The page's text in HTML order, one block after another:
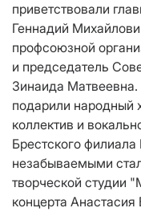
приветствовали
Геннадий
профсоюзной
и председатель
Зинаида
подарили народный
коллектив и
Брестского
незабываемыми
творческой студии
концерта